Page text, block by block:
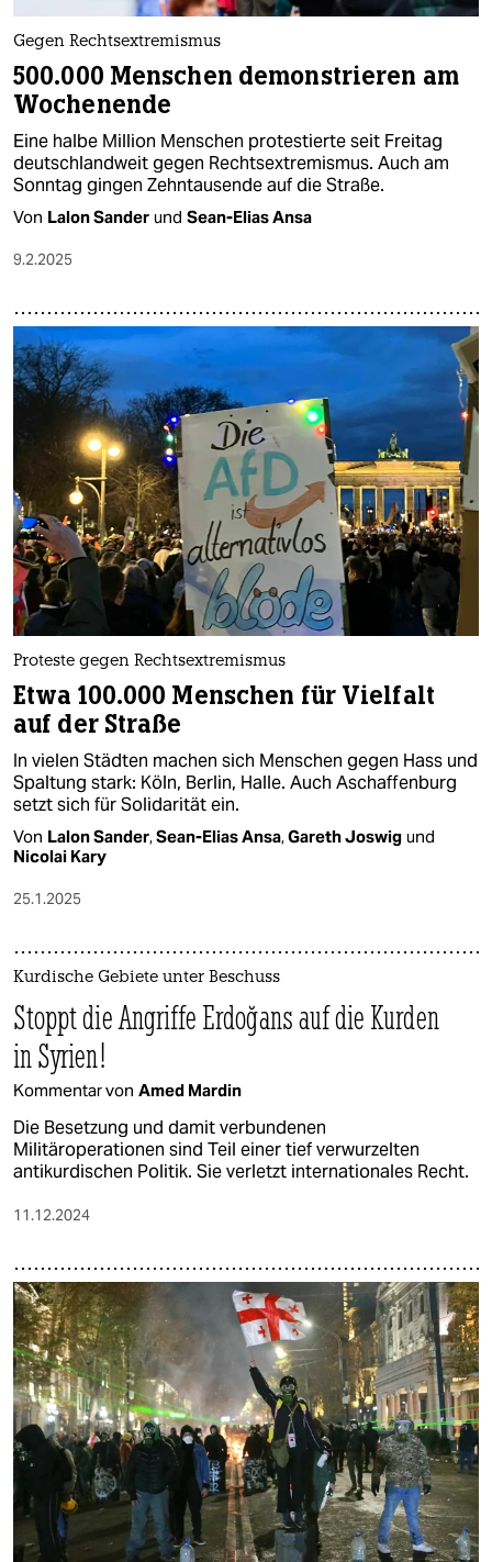
Gegen Rechtsextremismus
500.000 Menschen demonstrieren am
Wochenende
Eine halbe Million Menschen protestierte seit Freitag
deutschlandweit gegen Rechtsextremismus. Auch am
Sonntag gingen Zehntausende auf die Straße.
Von Lalon Sander und Sean-Elias Ansa
9.2.2025
Proteste gegen Rechtsextremismus
Etwa 100.000 Menschen für Vielfalt
auf der Straße
In vielen Städten machen sich Menschen gegen Hass und
Spaltung stark: Köln, Berlin, Halle. Auch Aschaffenburg
setzt sich für Solidarität ein.
Von Lalon Sander,Sean-Elias Ansa,Gareth Joswig und
Nicolai Kary
25.1.2025
Kurdische Gebiete unter Beschuss
Stoppt die Angriffe Erdoğans auf die Kurden
in Syrien!
Kommentar von Amed Mardin
Die Besetzung und damit verbundenen
Militäroperationen sind Teil einer tief verwurzelten
antikurdischen Politik. Sie verletzt internationales Recht.
11.12.2024